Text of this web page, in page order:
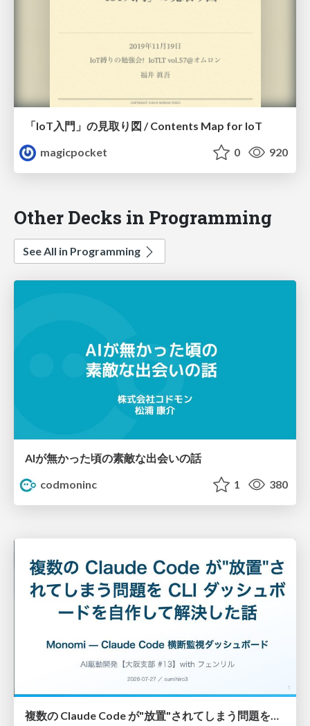
「IoT入門」の見取り図 / Contents Map for IoT
magicpocket
0 920
Other Decks in Programming
See All in Programming
AIが無かった頃の素敵な出会いの話
codmoninc
1 380
複数の Claude Code が"放置"されてしまう問題をCLI ダッシュボードを自作して解決した話